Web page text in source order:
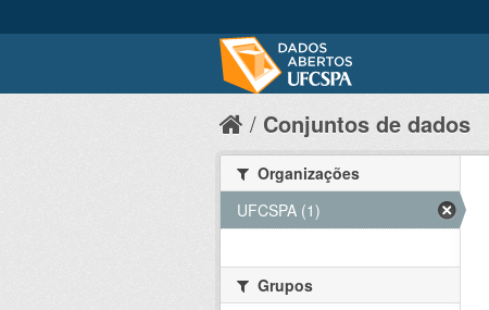
Conjuntos de dados
Organizações
UFCSPA (1)
Grupos